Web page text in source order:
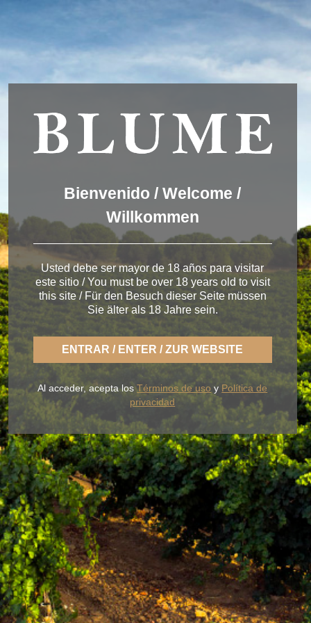
Winery Toro
< Bodega de Toro
Con BLUME disfrutas la fresca naturaleza de un
Rueda ligero,
desenfadado y siempre fiel a una
tierra fértil de sabor.
NUESTROS VINOS LA BODEGA
BLUME & GASTRO
BLUME & YOU
+34 926 32 24 00
contacto@pagosdelrey.com
Ⓒ PAGOS DEL REY-Política de privacidad -Política de cookies- Tienda
online
invitamos a aceptar. Puede informarse sobre las que estamos
utilizando o desactivarlas en
AJUSTES.
Aceptar Ajustes
Bienvenido / Welcome /
Willkommen
Usted debe ser mayor de 18 años para visitar
este sitio / You must be over 18 years old to visit
this site / Für den Besuch dieser Seite müssen
Sie älter als 18 Jahre sein.
ENTRAR / ENTER / ZUR WEBSITE
Al acceder, acepta losTérminos de uso y Política de
privacidad